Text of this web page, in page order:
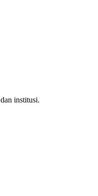
institusi.